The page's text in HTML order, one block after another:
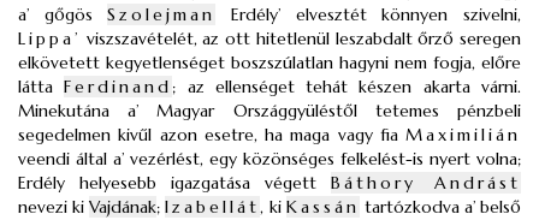
a’ gőgösSzolejman
Erdély’ elvesztét könnyen szivelni,
Lippa’ viszszavételét, az ott hitetlenül leszabdalt őrző seregen
elkövetett kegyetlenséget boszszúlatlan hagyni nem fogja, előre
láttaFerdinand ; az ellenséget tehát készen akarta várni.
Minekutána a’ Magyar Országgyüléstől tetemes pénzbeli
segedelmen kivűl azon esetre, ha maga vagy fia Maximilián
veendi által a’ vezérlést, egy közönséges felkelést-is nyert volna;
Erdély helyesebb igazgatása végett Báthory Andrást
nevezi kiVajdának;Izabellát, ki Kassán tartózkodva a’ belső